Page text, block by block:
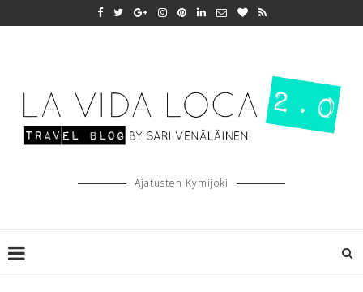
Ajatusten Kymijoki